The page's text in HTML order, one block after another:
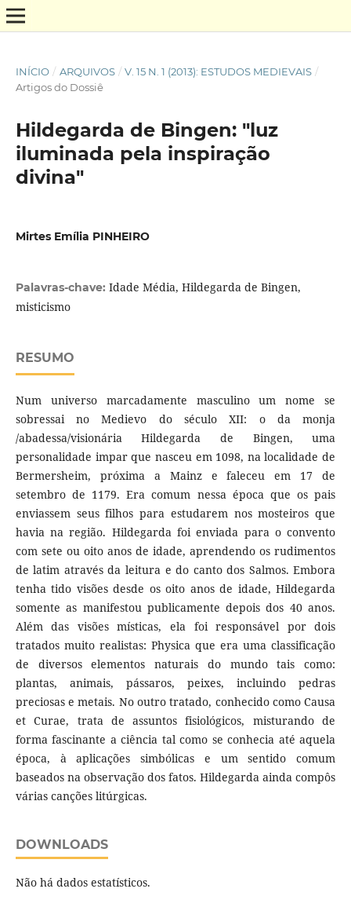
INÍCIO / ARQUIVOS / V. 15 N. 1 (2013): ESTUDOS MEDIEVAIS /
Artigos do Dossiê
Hildegarda de Bingen: "luz
iluminada pela inspiração
divina"
Mirtes Emília PINHEIRO
Palavras-chave: Idade Média, Hildegarda de Bingen,
misticismo
RESUMO
Num universo marcadamente masculino um nome se
sobressai no Medievo do século XII: o da monja
/abadessa/visionária Hildegarda de Bingen, uma
personalidade impar que nasceu em 1098, na localidade de
Bermersheim, próxima a Mainz e faleceu em 17 de
setembro de 1179. Era comum nessa época que os pais
enviassem seus filhos para estudarem nos mosteiros que
havia na região. Hildegarda foi enviada para o convento
com sete ou oito anos de idade, aprendendo os rudimentos
de latim através da leitura e do canto dos Salmos. Embora
tenha tido visões desde os oito anos de idade, Hildegarda
somente as manifestou publicamente depois dos 40 anos.
Além das visões místicas, ela foi responsável por dois
tratados muito realistas: Physica que era uma classificação
de diversos elementos naturais do mundo tais como:
plantas, animais, pássaros, peixes, incluindo pedras
preciosas e metais. No outro tratado, conhecido como Causa
et Curae, trata de assuntos fisiológicos, misturando de
forma fascinante a ciência tal como se conhecia até aquela
época, à aplicações simbólicas e um sentido comum
baseados na observação dos fatos. Hildegarda ainda compôs
várias canções litúrgicas.
DOWNLOADS
Não há dados estatísticos.